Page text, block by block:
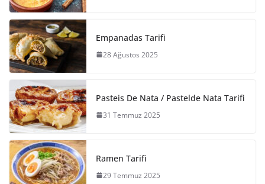
Empanadas Tarifi
28 Ağustos 2025
Pasteis De Nata / Pastelde Nata Tarifi
31 Temmuz 2025
Ramen Tarifi
29 Temmuz 2025